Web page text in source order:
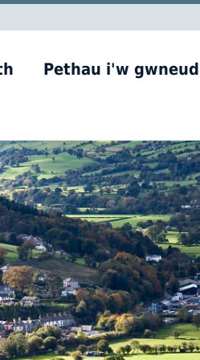
Pethau i'w gwneud